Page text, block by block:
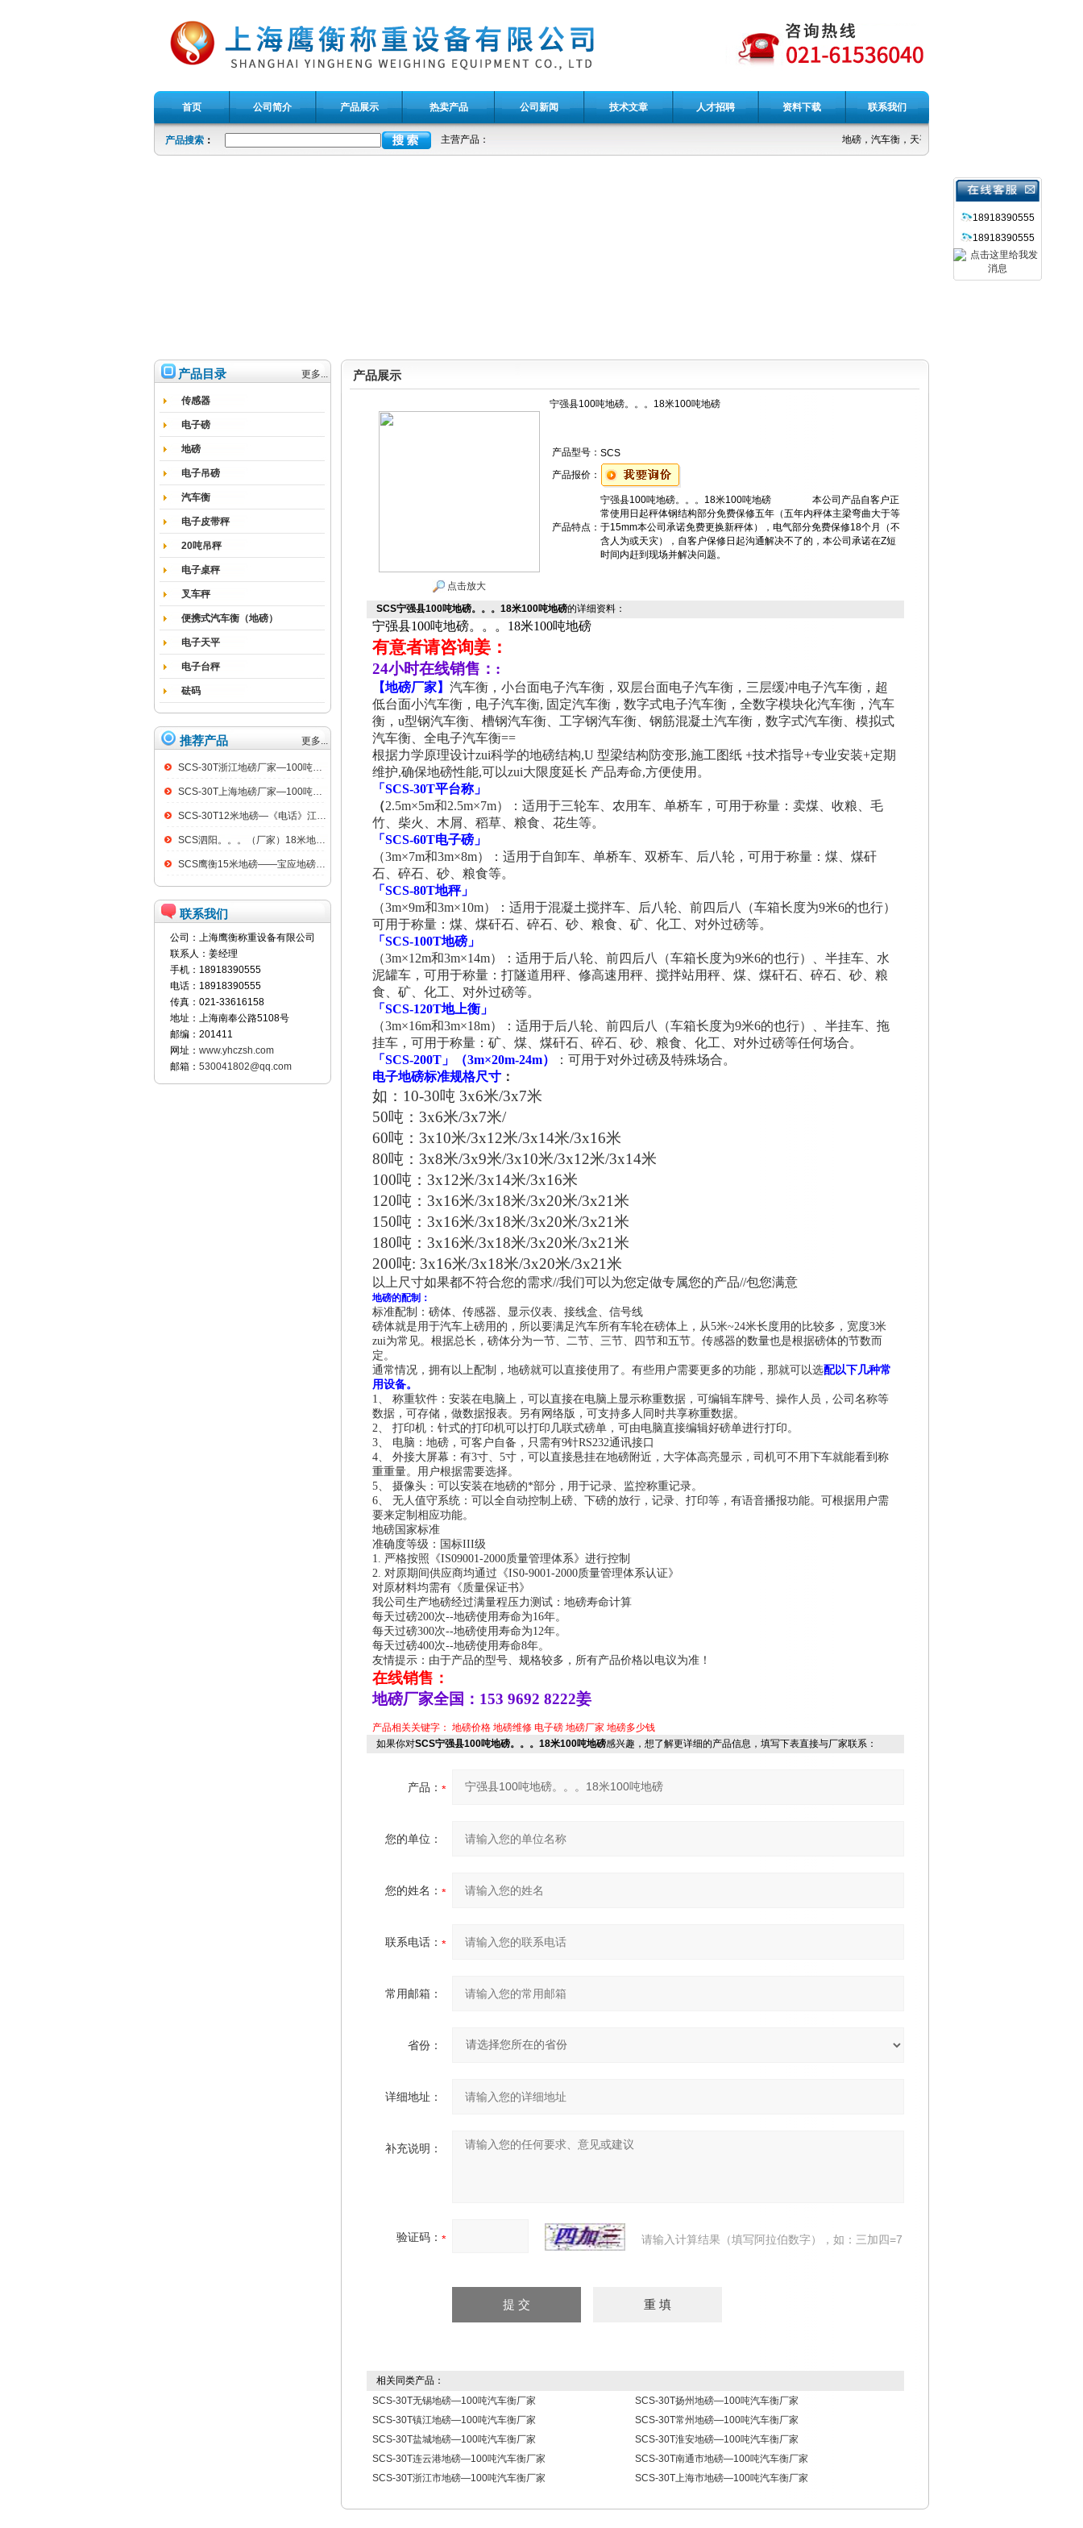
首页 公司简介 产品展示 热卖产品 公司新闻 技术文章 人才招聘 资料下载 联系我们
产品搜索 ： 主营产品： 地磅，汽车衡，天平，台秤，吊秤，电子称
18918390555
18918390555
产品目录 更多...
传感器
电子磅
地磅
电子吊磅
汽车衡
电子皮带秤
20吨吊秤
电子桌秤
叉车秤
便携式汽车衡（地磅）
电子天平
电子台秤
砝码
推荐产品 更多...
SCS-30T浙江地磅厂家—100吨汽车衡
SCS-30T上海地磅厂家—100吨汽车衡
SCS-30T12米地磅—《电话》江阴100吨地磅
SCS泗阳。。。（厂家）18米地磅（低价）
SCS鹰衡15米地磅——宝应地磅销售点
联系我们
公司：上海鹰衡称重设备有限公司
联系人：姜经理
手机：18918390555
电话：18918390555
传真：021-33616158
地址：上海南奉公路5108号
邮编：201411
网址： www.yhczsh.com
邮箱： 530041802@qq.com
产品展示
宁强县100吨地磅。。。18米100吨地磅
点击放大
产品型号： SCS
产品报价：
产品特点：
宁强县100吨地磅。。。18米100吨地磅 本公司产品自客户正
常使用日起秤体钢结构部分免费保修五年（五年内秤体主梁弯曲大于等
于15mm本公司承诺免费更换新秤体），电气部分免费保修18个月（不
含人为或天灾），自客户保修日起沟通解决不了的，本公司承诺在Z短
时间内赶到现场并解决问题。
SCS宁强县100吨地磅。。。18米100吨地磅的详细资料：
宁强县100吨地磅。。。 18米100吨地磅
有意者请咨询姜：
24小时在线销售：:
【地磅厂家】 汽车衡，小台面电子汽车衡，双层台面电子汽车衡，三层缓冲电子汽车衡，超
低台面小汽车衡，电子汽车衡, 固定汽车衡，数字式电子汽车衡，全数字模块化汽车衡，汽车
衡，u型钢汽车衡、槽钢汽车衡、工字钢汽车衡、钢筋混凝土汽车衡，数字式汽车衡、模拟式
汽车衡、全电子汽车衡==
根据力学原理设计zui科学的地磅结构,U 型梁结构防变形,施工图纸 +技术指导+专业安装+定期
维护,确保地磅性能,可以zui大限度延长 产品寿命,方便使用。
「SCS-30T平台称」
（2.5m×5m和2.5m×7m）：适用于三轮车、农用车、单桥车，可用于称量：卖煤、收粮、毛
竹、柴火、木屑、稻草、粮食、花生等。
「SCS-60T电子磅」
（3m×7m和3m×8m）：适用于自卸车、单桥车、双桥车、后八轮，可用于称量：煤、煤矸
石、碎石、砂、粮食等。
「SCS-80T地秤」
（3m×9m和3m×10m）：适用于混凝土搅拌车、后八轮、前四后八（车箱长度为9米6的也行）
可用于称量：煤、煤矸石、碎石、砂、粮食、矿、化工、对外过磅等。
「SCS-100T地磅」
（3m×12m和3m×14m）：适用于后八轮、前四后八（车箱长度为9米6的也行）、半挂车、水
泥罐车，可用于称量：打隧道用秤、修高速用秤、搅拌站用秤、煤、煤矸石、碎石、砂、粮
食、矿、化工、对外过磅等。
「SCS-120T地上衡」
（3m×16m和3m×18m）：适用于后八轮、前四后八（车箱长度为9米6的也行）、半挂车、拖
挂车，可用于称量：矿、煤、煤矸石、碎石、砂、粮食、化工、对外过磅等任何场合。
「SCS-200T」（3m×20m-24m）
：可用于对外过磅及特殊场合。
电子地磅标准规格尺寸：
如：10-30吨 3x6米/3x7米
50吨：3x6米/3x7米/
60吨：3x10米/3x12米/3x14米/3x16米
80吨：3x8米/3x9米/3x10米/3x12米/3x14米
100吨：3x12米/3x14米/3x16米
120吨：3x16米/3x18米/3x20米/3x21米
150吨：3x16米/3x18米/3x20米/3x21米
180吨：3x16米/3x18米/3x20米/3x21米
200吨: 3x16米/3x18米/3x20米/3x21米
以上尺寸如果都不符合您的需求//我们可以为您定做专属您的产品//包您满意
地磅的配制：
标准配制：磅体、传感器、显示仪表、接线盒、信号线
磅体就是用于汽车上磅用的，所以要满足汽车所有车轮在磅体上，从5米~24米长度用的比较多，宽度3米
zui为常见。根据总长，磅体分为一节、二节、三节、四节和五节。传感器的数量也是根据磅体的节数而
定。
通常情况，拥有以上配制，地磅就可以直接使用了。有些用户需要更多的功能，那就可以选配以下几种常
用设备。
1、 称重软件：安装在电脑上，可以直接在电脑上显示称重数据，可编辑车牌号、操作人员，公司名称等
数据，可存储，做数据报表。另有网络版，可支持多人同时共享称重数据。
2、 打印机：针式的打印机可以打印几联式磅单，可由电脑直接编辑好磅单进行打印。
3、 电脑：地磅，可客户自备，只需有9针RS232通讯接口
4、 外接大屏幕：有3寸、5寸，可以直接悬挂在地磅附近，大字体高亮显示，司机可不用下车就能看到称
重重量。用户根据需要选择。
5、 摄像头：可以安装在地磅的*部分，用于记录、监控称重记录。
6、 无人值守系统：可以全自动控制上磅、下磅的放行，记录、打印等，有语音播报功能。可根据用户需
要来定制相应功能。
地磅国家标准
准确度等级：国标III级
1. 严格按照《IS09001-2000质量管理体系》进行控制
2. 对原期间供应商均通过《IS0-9001-2000质量管理体系认证》
对原材料均需有《质量保证书》
我公司生产地磅经过满量程压力测试：地磅寿命计算
每天过磅200次--地磅使用寿命为16年。
每天过磅300次--地磅使用寿命为12年。
每天过磅400次--地磅使用寿命8年。
友情提示：由于产品的型号、规格较多，所有产品价格以电议为准！
在线销售：
地磅厂家全国：153 9692 8222姜
产品相关关键字： 地磅价格 地磅维修 电子磅 地磅厂家 地磅多少钱
如果你对SCS宁强县100吨地磅。。。18米100吨地磅感兴趣，想了解更详细的产品信息，填写下表直接与厂家联系：
产品：
您的单位：
您的姓名：
联系电话：
常用邮箱：
省份：
详细地址：
补充说明：
验证码： 请输入计算结果（填写阿拉伯数字），如：三加四=7
相关同类产品：
SCS-30T无锡地磅—100吨汽车衡厂家
SCS-30T扬州地磅—100吨汽车衡厂家
SCS-30T镇江地磅—100吨汽车衡厂家
SCS-30T常州地磅—100吨汽车衡厂家
SCS-30T盐城地磅—100吨汽车衡厂家
SCS-30T淮安地磅—100吨汽车衡厂家
SCS-30T连云港地磅—100吨汽车衡厂家
SCS-30T南通市地磅—100吨汽车衡厂家
SCS-30T浙江市地磅—100吨汽车衡厂家
SCS-30T上海市地磅—100吨汽车衡厂家